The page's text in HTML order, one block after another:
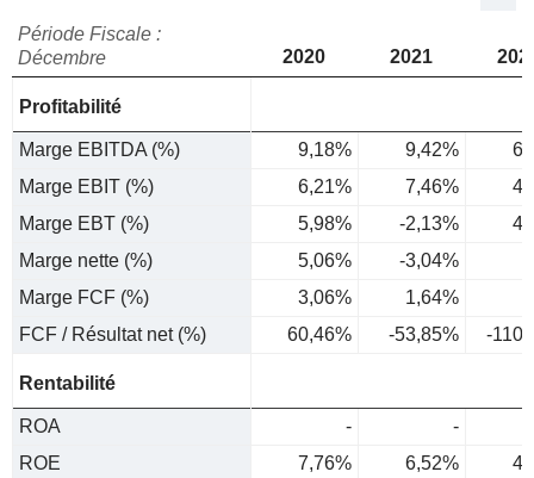
Période Fiscale :
Décembre
2020 2021
Profitabilité
Marge EBITDA (%) 9,18% 9,42%
Marge EBIT (%)
6,21% 7,46%
Marge EBT (%)
5,98% -2,13%
Marge nette (%)
5,06% -3,04%
Marge FCF (%)
3,06% 1,64%
FCF / Résultat net (%)
60,46% -53,85% -
Rentabilité
ROA -
-
ROE
7,76% 6,52%